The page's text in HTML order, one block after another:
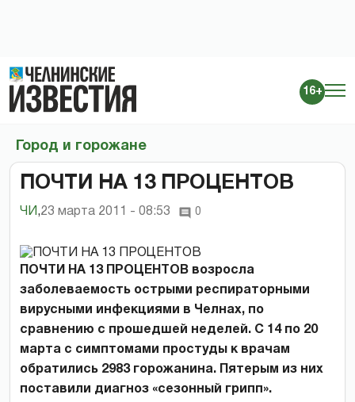
16+
Город и горожане
ПОЧТИ НА 13 ПРОЦЕНТОВ
ЧИ ,23 марта 2011 - 08:53 0
ПОЧТИ НА 13 ПРОЦЕНТОВ возросла
заболеваемость острыми респираторными
вирусными инфекциями в Челнах, по
сравнению с прошедшей неделей. С 14 по 20
марта с симптомами простуды к врачам
обратились 2983 горожанина. Пятерым из них
поставили диагноз «сезонный грипп».